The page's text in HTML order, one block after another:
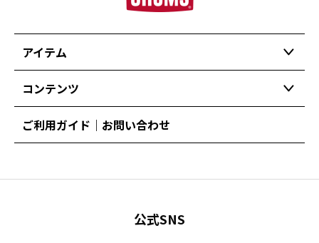
アイテム
コンテンツ
ご利用ガイド｜お問い合わせ
公式SNS